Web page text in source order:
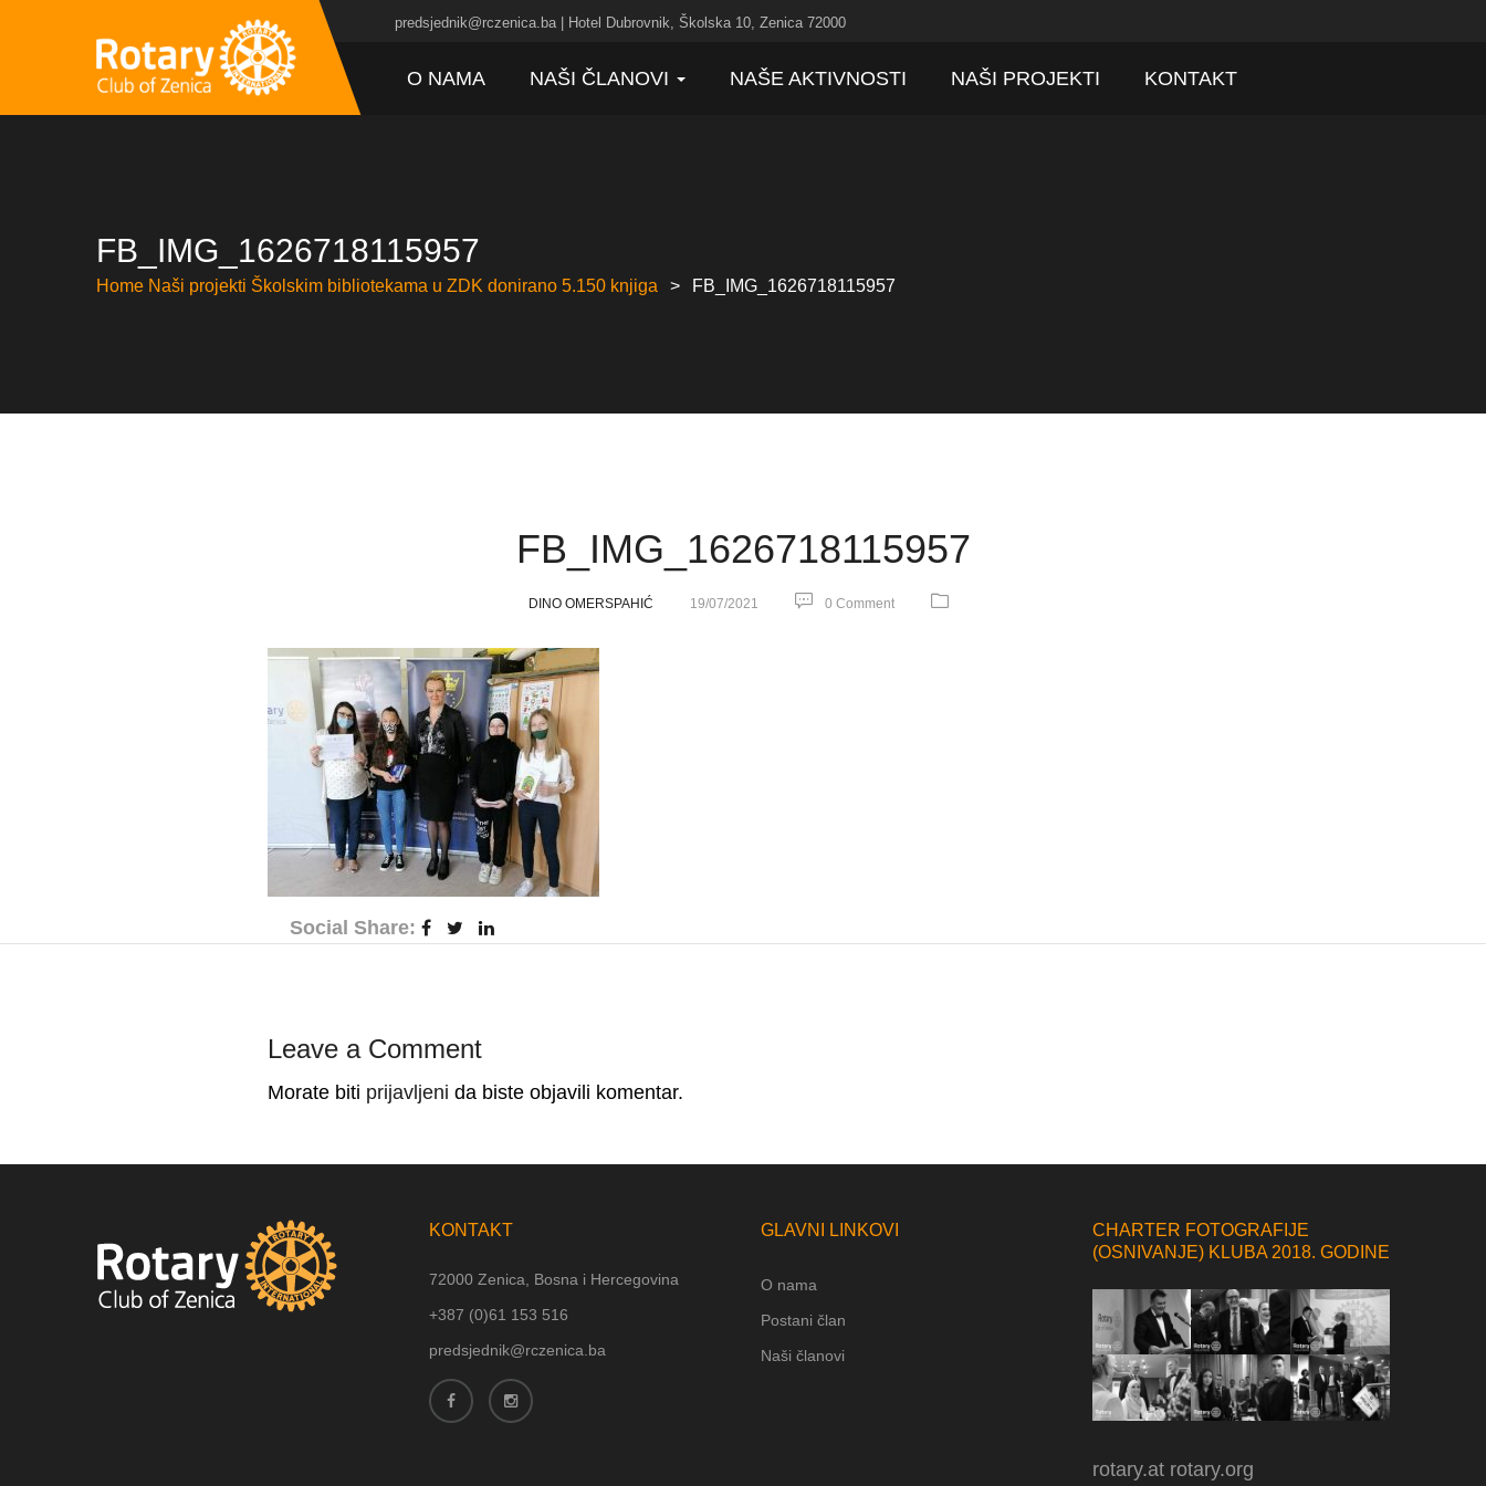
predsjednik@rczenica.ba | Hotel Dubrovnik, Školska 10, Zenica 72000
O NAMA NAŠI ČLANOVI NAŠE AKTIVNOSTI NAŠI PROJEKTI KONTAKT
FB_IMG_1626718115957
Home Naši projekti Školskim bibliotekama u ZDK donirano 5.150 knjiga FB_IMG_1626718115957
FB_IMG_1626718115957
DINO OMERSPAHIĆ 19/07/2021 0 Comment
Social Share:
Leave a Comment
Morate biti prijavljeni da biste objavili komentar.
KONTAKT
72000 Zenica, Bosna i Hercegovina
+387 (0)61 153 516
predsjednik@rczenica.ba
GLAVNI LINKOVI
O nama
Postani član
Naši članovi
CHARTER FOTOGRAFIJE
(OSNIVANJE) KLUBA 2018. GODINE
rotary.at rotary.org